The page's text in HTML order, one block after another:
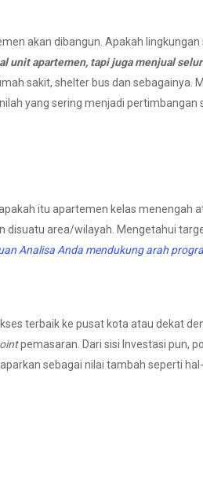
akan dibangun. Apakah
unit apartemen, tapijuga menjual
sakit, shelter bus dan sebagainya.
yang sering menjadi pertimbangan
itu apartemen kelas menengah
disuatu area/wilayah. Mengetahui
Analisa Anda mendukung arah
terbaik ke pusat kota atau dekat
pemasaran. Dari sisi Investasi pun,
sebagai nilai tambah seperti